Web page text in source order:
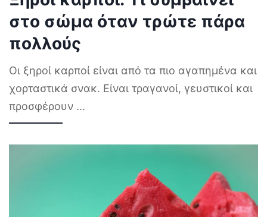
στο σώμα όταν τρώτε πάρα
πολλούς
Οι ξηροί καρποί είναι από τα πιο αγαπημένα και
χορταστικά σνακ. Είναι τραγανοί, γευστικοί και
προσφέρουν ...